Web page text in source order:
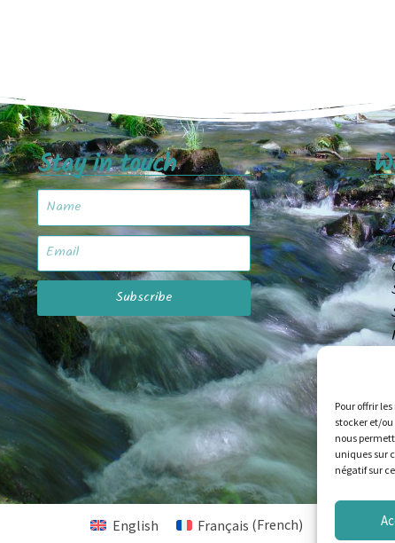
Pour offrir
stocker et/
nous
uniques sur
négatif sur
Stay in touch
Subscribe
English Français (French)